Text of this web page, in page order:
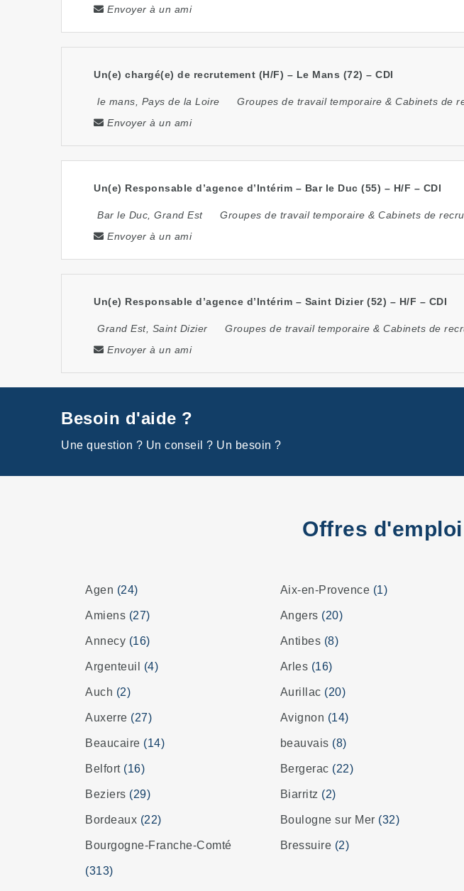
Envoyer à un ami
Un(e) chargé(e) de recrutement (H/F) – Le Mans (72) – CDI
le mans Pays de la Loire
Groupes de travail temporaire & Cabinets de
Envoyer à un ami
Un(e) Responsable d’agence d’Intérim – Bar le Duc (55) – H/F – CDI
Bar le Duc ,Grand Est
Groupes de travail temporaire & Cabinets de
Envoyer à un ami
Un(e) Responsable d’agence d’Intérim – Saint Dizier (52) – H/F – CDI
Grand Est, Saint Dizier
Groupes de travail temporaire & Cabinets de
Envoyer à un ami
Besoin d'aide ?
Une question ? Un conseil ? Un besoin ?
Offres
Agen (24) Aix-en-Provence (1)
Amiens (27) Angers (20)
Annecy (16) Antibes (8)
Argenteuil (4) Arles (16)
Auch (2) Aurillac (20)
Auxerre (27) Avignon (14)
Beaucaire (14) beauvais (8)
Belfort (16) Bergerac (22)
Beziers (29) Biarritz (2)
Bordeaux (22) Boulogne sur Mer (32)
Bourgogne-Franche-Comté
(313)
Bressuire (2)